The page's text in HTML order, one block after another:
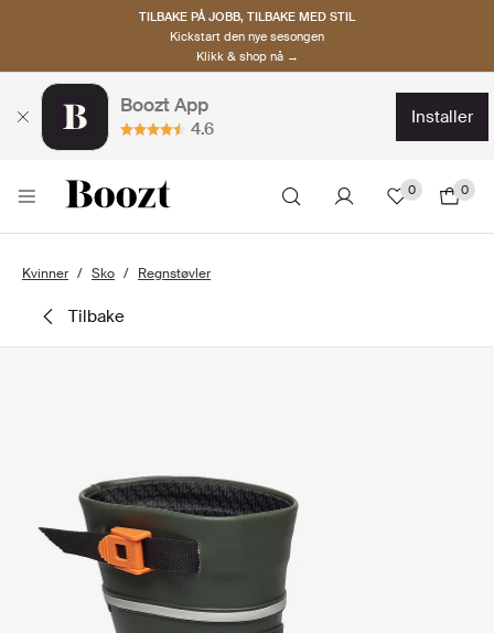
TILBAKE PÅ JOBB, TILBAKE MED STIL
Kickstart den nye sesongen
Klikk & shop nå →
Boozt App
4.6
installer
0 0
Kvinner Sko Regnstøvler
tilbake